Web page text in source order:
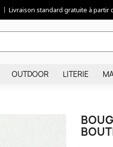
Livraison standard gratuite à partir
OUTDOOR LITERIE